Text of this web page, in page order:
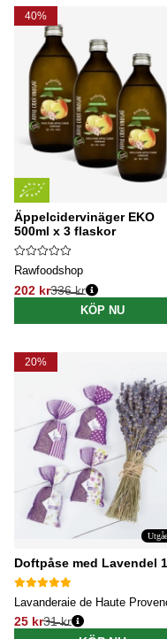
40%
Äppelcidervinäger EKO
500ml x 3 flaskor
Rawfoodshop
202 kr
Ordinarie pris:
336 kr
KÖP NU
20%
Doftpåse med Lavendel
Lavanderaie de Haute
25 kr
Ordinarie pris:
31 kr